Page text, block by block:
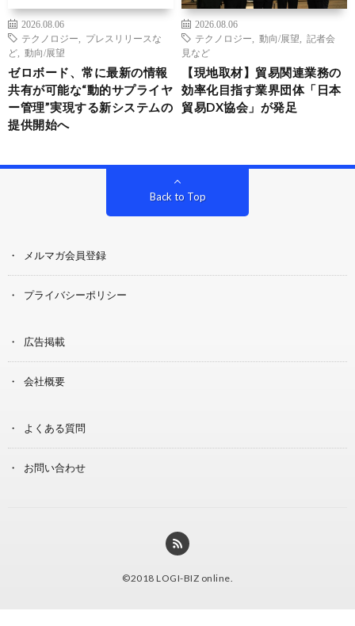
2026.08.06
テクノロジー
プレスリリースな
ど
動向/展望
ゼロボード、常に最新の情報
共有が可能な“動的サプライヤ
ー管理”実現する新システムの
提供開始へ
2026.08.06
テクノロジー
動向/展望
記者会
見など
【現地取材】貿易関連業務の
効率化目指す業界団体「日本
貿易DX協会」が発足
Back to Top
メルマガ会員登録
プライバシーポリシー
広告掲載
会社概要
よくある質問
お問い合わせ
©2018 LOGI-BIZ online